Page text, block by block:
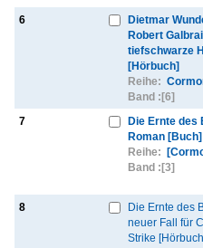
6
Dietmar
Robert
tiefschwarze
[Hörbuch]
Reihe:
Band : [6]
7
Die Ernte des
Roman [Buch]
Reihe:
Band : [3]
8
Die Ernte des
neuer Fall für
Strike